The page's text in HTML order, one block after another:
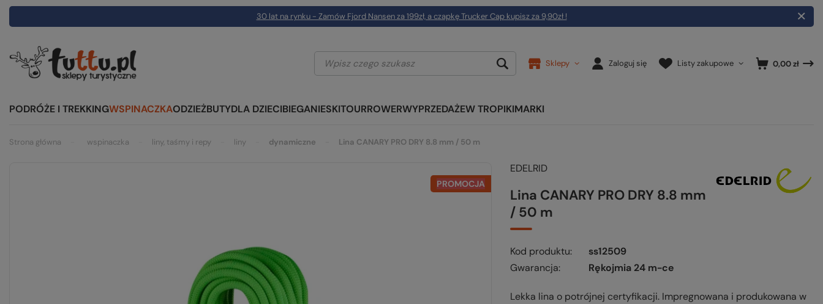
30 lat na rynku - Zamów Fjord Nansen za 199zł, a czapkę Trucker Cap kupisz za 9,90zł !
Sklepy Zaloguj się Listy zakupowe 0,00 zł
PODRÓŻE I TREKKINGWSPINACZKAODZIEŻBUTYDLA DZIECIBIEGANIESKITOURROWERWYPRZEDAŻEW TROPIKIMARKI
Strona główna wspinaczka liny, taśmy i repy liny dynamiczne Lina CANARY PRO DRY 8.8 mm / 50 m
PROMOCJA
EDELRID
Lina CANARY PRO DRY 8.8 mm
/ 50 m
Kod produktu
ss12509
Gwarancja
Rękojmia 24 m-ce
Lekka lina o potrójnej certyfikacji. Impregnowana i produkowana w